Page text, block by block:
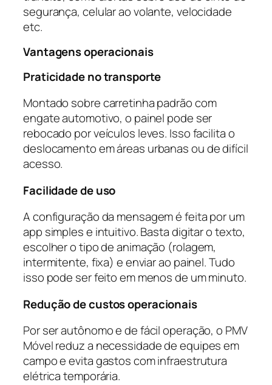
segurança, celular ao volante, velocidade
etc.
Vantagens operacionais
Praticidade no transporte
Montado sobre carretinha padrão com
engate automotivo, o painel pode ser
rebocado por veículos leves. Isso facilita o
deslocamento em áreas urbanas ou de difícil
acesso.
Facilidade de uso
A configuração da mensagem é feita por um
app simples e intuitivo. Basta digitar o texto,
escolher o tipo de animação (rolagem,
intermitente, fixa) e enviar ao painel. Tudo
isso pode ser feito em menos de um minuto.
Redução de custos operacionais
Por ser autônomo e de fácil operação, o PMV
Móvel reduz a necessidade de equipes em
campo e evita gastos com infraestrutura
elétrica temporária.